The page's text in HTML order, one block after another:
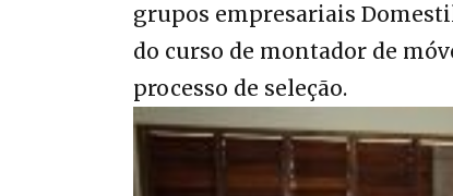
grupos empresariais
do curso de montador de
processo de seleção.